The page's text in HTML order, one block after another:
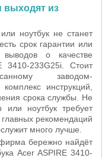
выходят из
ноутбук не станет
срок гарантии или
о качестве
3410-233G25i. Стоит
заводом-
инструкций,
срока службы. Не
ноутбук требует
рекомендаций
много лучше.
бережно найдёт
Acer ASPIRE 3410-